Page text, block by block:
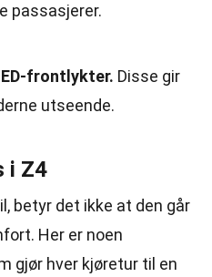
passasjerer.
frontlykter. Disse gir
utseende.
i Z4
betyr det ikke at den går
Her er noen
gjør hver kjøretur til en